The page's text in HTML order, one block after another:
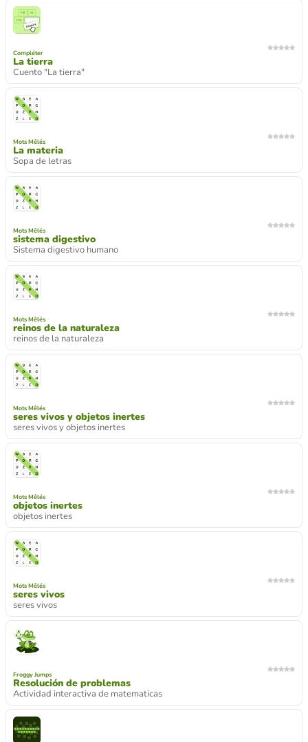
Compléter
La tierra
Cuento "La tierra"
Mots Mêlés
La materia
Sopa de letras
Mots Mêlés
sistema digestivo
Sistema digestivo humano
Mots Mêlés
reinos de la naturaleza
reinos de la naturaleza
Mots Mêlés
seres vivos y objetos inertes
seres vivos y objetos inertes
Mots Mêlés
objetos inertes
objetos inertes
Mots Mêlés
seres vivos
seres vivos
Froggy Jumps
Resolución de problemas
Actividad interactiva de matematicas